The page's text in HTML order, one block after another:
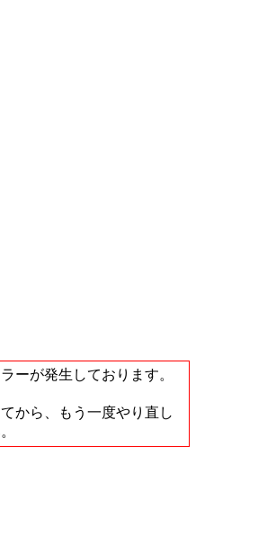
ーが発生しております。
から、もう一度やり直し